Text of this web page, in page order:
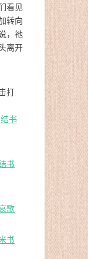
看见
转向
，祂
离开
打
书
书
歌
书